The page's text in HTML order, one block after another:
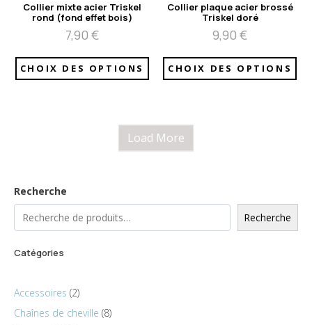
Collier mixte acier Triskel
rond (fond effet bois)
7,90 €
CHOIX DES OPTIONS
Collier plaque acier brossé
Triskel doré
9,90€
CHOIX DES OPTIONS
Load More
Recherche
Recherche
Catégories
Accessoires 2
Chaînes de cheville 8